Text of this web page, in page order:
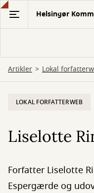
Gå
hovedindhold
Helsingør
Artikler Lokal
LOKAL FORFATTERWEB
Liselotte
Forfatter Liselotte
Espergærde og